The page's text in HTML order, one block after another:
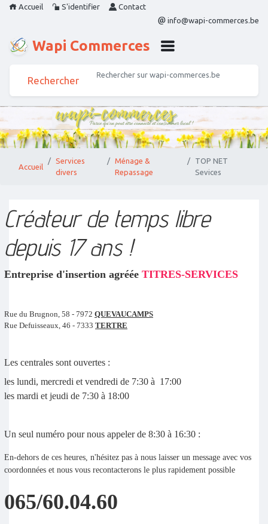
Accueil S'identifier
Contact
info@wapi-commerces.be
Wapi Commerces
Accueil
Services
divers
Ménage &
Repassage
TOP NET
Sevices
Créateur de temps libre
depuis 17 ans !
Entreprise d'insertion agréée TITRES-SERVICES
Rue du Brugnon, 58 - 7972 QUEVAUCAMPS
Rue Defuisseaux, 46 - 7333 TERTRE
Les centrales sont ouvertes :
les lundi, mercredi et vendredi de 7:30 à 17:00
les mardi et jeudi de 7:30 à 18:00
Un seul numéro pour nous appeler de 8:30 à 16:30 :
En-dehors de ces heures, n'hésitez pas à nous laisser un message avec vos
coordonnées et nous vous recontacterons le plus rapidement possible
065/60.04.60